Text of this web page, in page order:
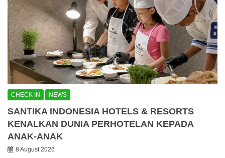
CHECK IN NEWS
SANTIKA INDONESIA HOTELS & RESORTS
KENALKAN DUNIA PERHOTELAN KEPADA
ANAK-ANAK
8 August 2026